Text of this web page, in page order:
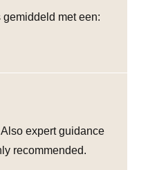
gemiddeld met een:
expert guidance
recommended.